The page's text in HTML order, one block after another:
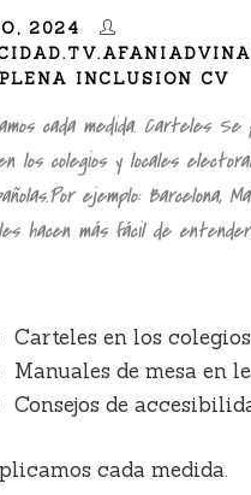
2024
PLENA INCLUSION CV
cada medida. Carteles Se
los colegios y locales
ejemplo: Barcelona,
hacen más fácil de
Carteles en los
Manuales de mesa en
Consejos de
cada medida.